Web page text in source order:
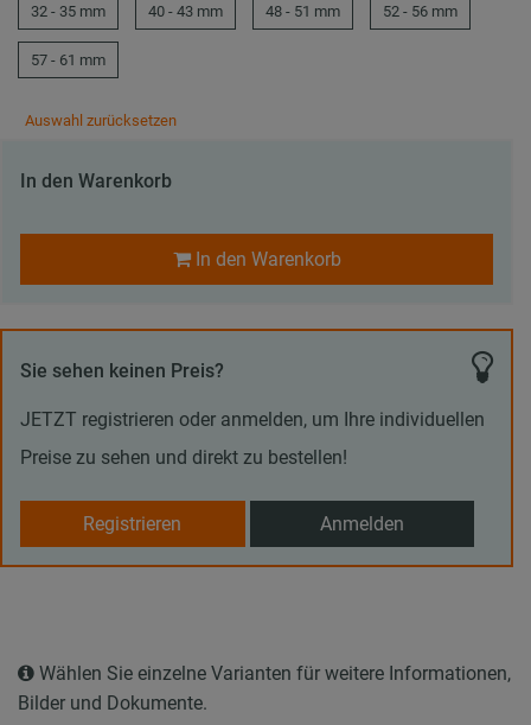
32 - 35 mm 40 - 43 mm 48 - 51 mm 52 - 56 mm
57 - 61 mm
Auswahl zurücksetzen
In den Warenkorb
In den Warenkorb
Sie sehen keinen Preis?
JETZT registrieren oder anmelden, um Ihre individuellen
Preise zu sehen und direkt zu bestellen!
Registrieren Anmelden
Wählen Sie einzelne Varianten für weitere Informationen,
Bilder und Dokumente.